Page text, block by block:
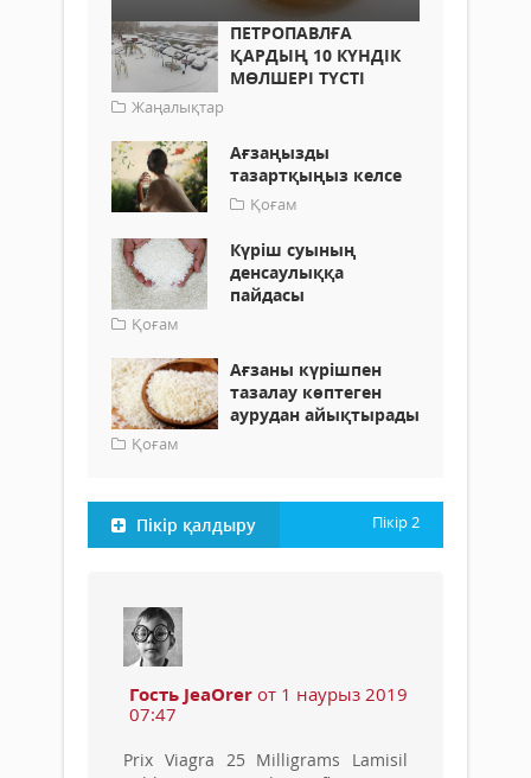
ПЕТРОПАВЛҒА
ҚАРДЫҢ 10 КҮНДІК
МӨЛШЕРІ ТҮСТІ
Жаңалықтар
Ағзаңызды
тазартқыңыз келсе
Қоғам
Күріш суының
денсаулыққа
пайдасы
Қоғам
Ағзаны күрішпен
тазалау көптеген
аурудан айықтырады
Қоғам
Пікір қалдыру Пікір2
Гость JeaOrer от 1 наурыз 2019
07:47
Prix Viagra 25 Milligrams Lamisil